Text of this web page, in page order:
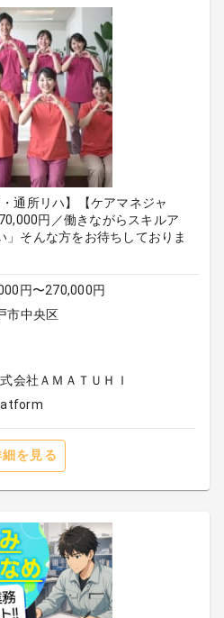
通所リハ】【ケアマネジャ
円／働きながらスキルア
」そんな方をお待ちしておりま
円〜270,000円
市中央区
会社ＡＭＡＴＵＨＩ
細を見る